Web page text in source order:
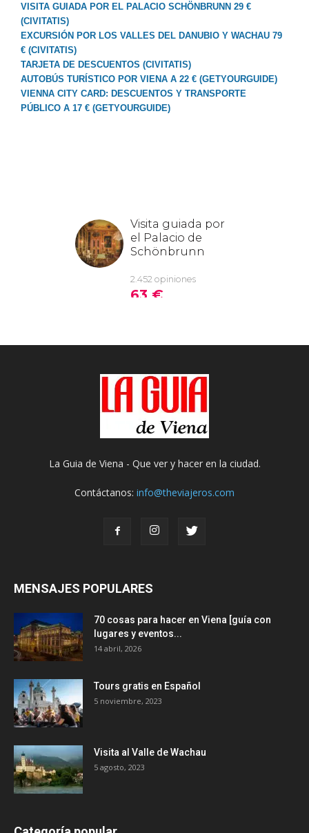
VISITA GUIADA POR EL PALACIO SCHÖNBRUNN 29 €
(CIVITATIS)
EXCURSIÓN POR LOS VALLES DEL DANUBIO Y WACHAU 79
€ (CIVITATIS)
TARJETA DE DESCUENTOS (CIVITATIS)
AUTOBÚS TURÍSTICO POR VIENA A 22 € (GETYOURGUIDE)
VIENNA CITY CARD: DESCUENTOS Y TRANSPORTE
PÚBLICO A 17 € (GETYOURGUIDE)
La Guia de Viena - Que ver y hacer en la ciudad.
Contáctanos: info@theviajeros.com
MENSAJES POPULARES
70 cosas para hacer en Viena [guía con
lugares y eventos...
14 abril, 2026
Tours gratis en Español
5 noviembre, 2023
Visita al Valle de Wachau
5 agosto, 2023